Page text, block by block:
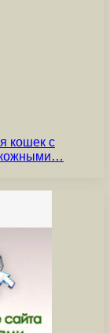
кошек с
кожными…